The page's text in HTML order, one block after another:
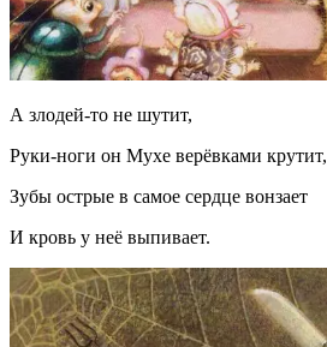
А злодей-то не шутит,
Руки-ноги он Мухе верёвками крутит,
Зубы острые в самое сердце вонзает
И кровь у неё выпивает.